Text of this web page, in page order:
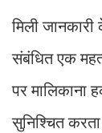
मिली
संबंधित एक
पर मालिकाना
सुनिश्चित